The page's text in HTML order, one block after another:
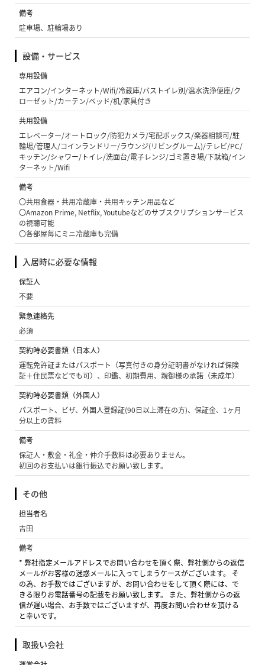
備考
駐車場、駐輪場あり
設備・サービス
専用設備
エアコン/インターネット/Wifi/冷蔵庫/バストイレ別/温水洗浄便座/ク
ローゼット/カーテン/ベッド/机/家具付き
共用設備
エレベーター/オートロック/防犯カメラ/宅配ボックス/楽器相談可/駐
輪場/管理人/コインランドリー/ラウンジ(リビングルーム)/テレビ/PC/
キッチン/シャワー/トイレ/洗面台/電子レンジ/ゴミ置き場/下駄箱/イン
ターネット/Wifi
備考
〇共用食器・共用冷蔵庫・共用キッチン用品など
〇Amazon Prime, Netflix, Youtubeなどのサブスクリプションサービス
の視聴可能
〇各部屋毎にミニ冷蔵庫も完備
入居時に必要な情報
保証人
不要
緊急連絡先
必須
契約時必要書類（日本人）
運転免許証またはパスポート（写真付きの身分証明書がなければ保険
証＋住民票などでも可）、印鑑、初期費用、親御様の承諾（未成年）
契約時必要書類（外国人）
パスポート、ビザ、外国人登録証(90日以上滞在の方)、保証金、1ヶ月
分以上の賃料
備考
保証人・敷金・礼金・仲介手数料は必要ありません。
初回のお支払いは銀行振込でお願い致します。
その他
担当者名
吉田
備考
* 弊社指定メールアドレスでお問い合わせを頂く際、弊社側からの返信
メールがお客様の迷惑メールに入ってしまうケースがございます。 そ
の為、お手数ではございますが、お問い合わせをして頂く際には、で
きる限りお電話番号の記載をお願い致します。 また、弊社側からの返
信が遅い場合、お手数ではございますが、再度お問い合わせを頂ける
と幸いです。
取扱い会社